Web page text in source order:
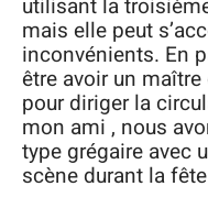
utilisant la
mais elle peut
inconvénients. En
être avoir un
pour diriger la
mon ami , nous
type grégaire avec
scène durant la